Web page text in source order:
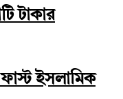
টাকার
ইসলামিক